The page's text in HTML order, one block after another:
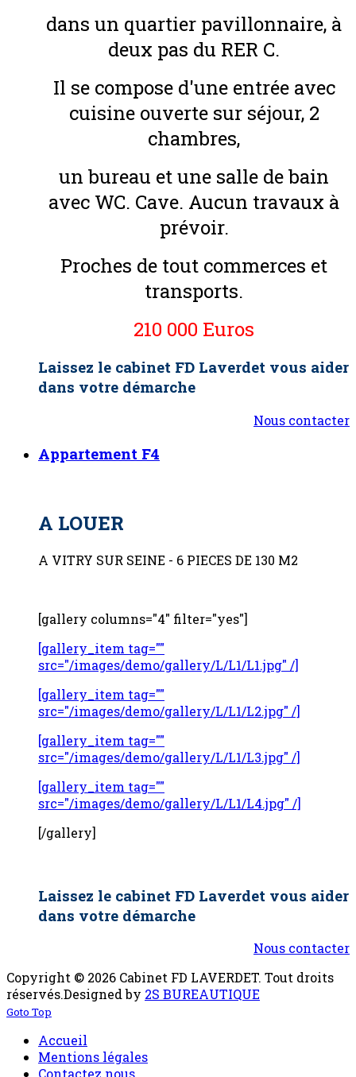
dans un quartier pavillonnaire, à
deux pas du RER C.
Il se compose d'une entrée avec
cuisine ouverte sur séjour, 2
chambres,
un bureau et une salle de bain
avec WC. Cave. Aucun travaux à
prévoir.
Proches de tout commerces et
transports.
210 000 Euros
Laissez le cabinet FD Laverdet vous aider
dans votre démarche
Nous contacter
Appartement F4
A LOUER
A VITRY SUR SEINE - 6 PIECES DE 130 M2
[gallery columns="4" filter="yes"]
[gallery_item tag=""
src="/images/demo/gallery/L/L1/L1.jpg" /]
[gallery_item tag=""
src="/images/demo/gallery/L/L1/L2.jpg" /]
[gallery_item tag=""
src="/images/demo/gallery/L/L1/L3.jpg" /]
[gallery_item tag=""
src="/images/demo/gallery/L/L1/L4.jpg" /]
[/gallery]
Laissez le cabinet FD Laverdet vous aider
dans votre démarche
Nous contacter
Copyright © 2026 Cabinet FD LAVERDET. Tout droits
réservés.Designed by 2S BUREAUTIQUE
Goto Top
Accueil
Mentions légales